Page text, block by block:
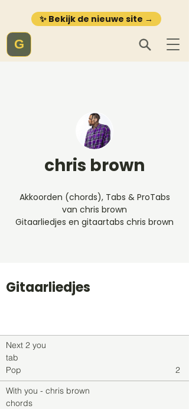
✨ Bekijk de nieuwe site →
G
chris brown
Akkoorden (chords), Tabs & ProTabs
van chris brown
Gitaarliedjes en gitaartabs chris brown
Gitaarliedjes
Next 2 you
tab
Pop
2
With you - chris brown
chords